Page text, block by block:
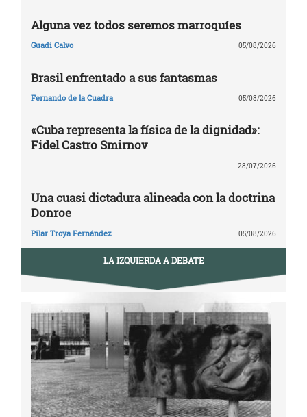
Alguna vez todos seremos marroquíes
Guadi Calvo 05/08/2026
Brasil enfrentado a sus fantasmas
Fernando de la Cuadra 05/08/2026
«Cuba representa la física de la dignidad»:
Fidel Castro Smirnov
28/07/2026
Una cuasi dictadura alineada con la doctrina
Donroe
Pilar Troya Fernández 05/08/2026
LA IZQUIERDA A DEBATE